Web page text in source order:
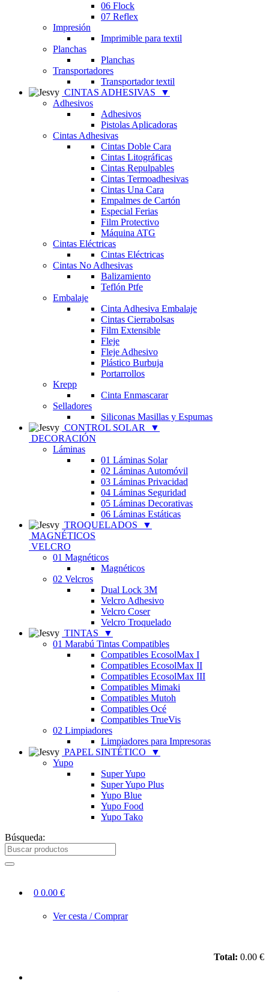
06 Flock
07 Reflex
Impresión
Imprimible para textil
Planchas
Planchas
Transportadores
Transportador textil
CINTAS ADHESIVAS
▼
Adhesivos
Adhesivos
Pistolas Aplicadoras
Cintas Adhesivas
Cintas Doble Cara
Cintas Litográficas
Cintas Repulpables
Cintas Termoadhesivas
Cintas Una Cara
Empalmes de Cartón
Especial Ferias
Film Protectivo
Máquina ATG
Cintas Eléctricas
Cintas Eléctricas
Cintas No Adhesivas
Balizamiento
Teflón Ptfe
Embalaje
Cinta Adhesiva Embalaje
Cintas Cierrabolsas
Film Extensible
Fleje
Fleje Adhesivo
Plástico Burbuja
Portarrollos
Krepp
Cinta Enmascarar
Selladores
Siliconas Masillas y Espumas
CONTROL SOLAR
▼
DECORACIÓN
Láminas
01 Láminas Solar
02 Láminas Automóvil
03 Láminas Privacidad
04 Láminas Seguridad
05 Láminas Decorativas
06 Láminas Estáticas
TROQUELADOS
▼
MAGNÉTICOS
VELCRO
01 Magnéticos
Magnéticos
02 Velcros
Dual Lock 3M
Velcro Adhesivo
Velcro Coser
Velcro Troquelado
TINTAS
▼
01 Marabú Tintas Compatibles
Compatibles EcosolMax I
Compatibles EcosolMax II
Compatibles EcosolMax III
Compatibles Mimaki
Compatibles Mutoh
Compatibles Océ
Compatibles TrueVis
02 Limpiadores
Limpiadores para Impresoras
PAPEL SINTÉTICO
▼
Yupo
Super Yupo
Super Yupo Plus
Yupo Blue
Yupo Food
Yupo Tako
Búsqueda:
0 0.00 €
Ver cesta / Comprar
Total: 0.00 €